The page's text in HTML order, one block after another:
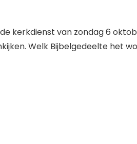
kerkdienst van zondag 6
Welk Bijbelgedeelte het